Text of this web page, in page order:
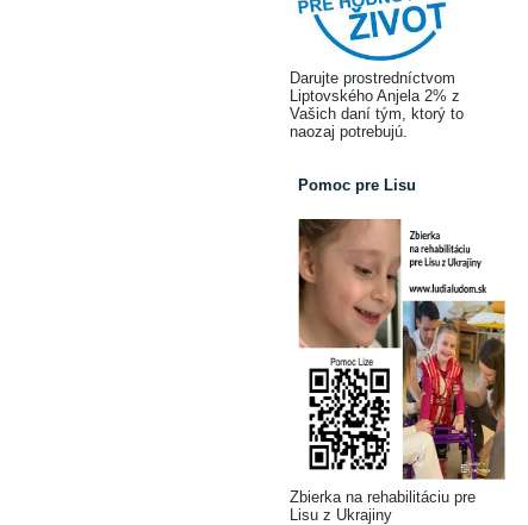
Darujte prostredníctvom
Liptovského Anjela 2% z
Vašich daní tým, ktorý to
naozaj potrebujú.
Pomoc pre Lisu
Zbierka na rehabilitáciu pre
Lisu z Ukrajiny